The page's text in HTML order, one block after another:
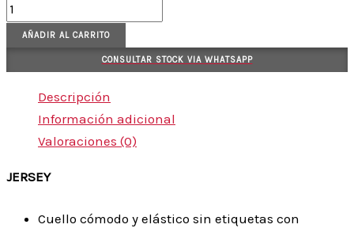
AÑADIR AL CARRITO
CONSULTAR STOCK VIA WHATSAPP
Descripción
Información adicional
Valoraciones (0)
JERSEY
Cuello cómodo y elástico sin etiquetas con